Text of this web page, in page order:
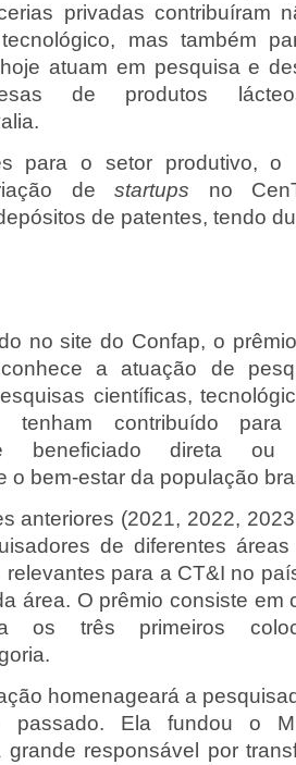
privadas contribuíram
mas também
atuam em pesquisa e
de produtos
para o setor produtivo, o
destartups no
de patentes, tendo
no site do Confap, o
a atuação de
científicas,
tenham contribuído
beneficiado direta ou
o bem-estar da população
anteriores (2021, 2022,
de diferentes
para a CT&I no
área. O prêmio consiste em
os três primeiros
homenageará a
passado. Ela fundou o
responsável por